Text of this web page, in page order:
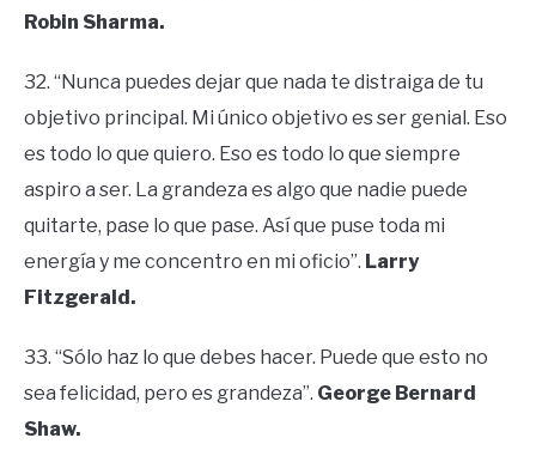
Robin Sharma.
32. “Nunca puedes dejar que nada te distraiga de tu
objetivo principal. Mi único objetivo es ser genial. Eso
es todo lo que quiero. Eso es todo lo que siempre
aspiro a ser. La grandeza es algo que nadie puede
quitarte, pase lo que pase. Así que puse toda mi
energía y me concentro en mi oficio”. Larry
Fitzgerald.
33. “Sólo haz lo que debes hacer. Puede que esto no
sea felicidad, pero es grandeza”. George Bernard
Shaw.